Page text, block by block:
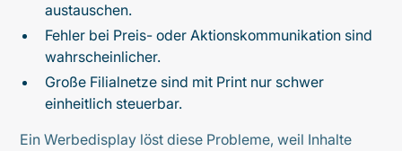
austauschen.
Fehler bei Preis- oder Aktionskommunikation sind
wahrscheinlicher.
Große Filialnetze sind mit Print nur schwer
einheitlich steuerbar.
Ein Werbedisplay löst diese Probleme, weil Inhalte